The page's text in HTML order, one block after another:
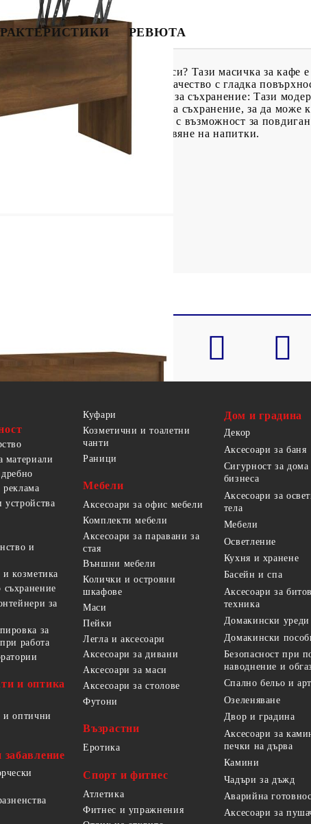
РЕВЮТА
и функционално за стаята си? Тази масичка за кафе е
дървесина е с изключително качество с гладка
на влага. Голямо пространство за съхранение: Тази
които предлагат много място за съхранение, за да може
от прах.Уникален дизайн с възможност за
за писане, четене или поставяне на напитки.
материали
и
козметика
за
за
работа
и оптика
и оптични
забавление
Куфари
Козметични и тоалетни
чанти
Раници
Мебели
Аксесоари за офис мебели
Комплекти мебели
Аксесоари за паравани за
стая
Външни мебели
Колички и островни
шкафове
Маси
Пейки
Легла и аксесоари
Аксесоари за дивани
Аксесоари за маси
Аксесоари за столове
Футони
Възрастни
Еротика
Спорт и фитнес
Атлетика
Фитнес и упражнения
Дом и градина
Декор
Аксесоари за баня
Сигурност за дома
бизнеса
Аксесоари за
тела
Мебели
Осветление
Кухня и хранене
Басейн и спа
Аксесоари за
техника
Домакински уреди
Домакински
Безопасност при
наводнение и
Спално бельо и
Озеленяване
Двор и градина
Аксесоари за
печки на дърва
Камини
Чадъри за дъжд
Аварийна
Аксесоари за